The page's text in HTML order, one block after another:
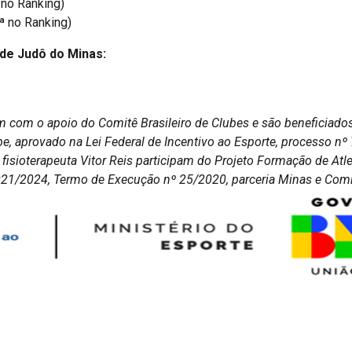
Ranking)
no Ranking)
Judô do Minas:
com o apoio do Comitê Brasileiro de Clubes e são
aprovado na Lei Federal de Incentivo ao Esporte, processo
Vitor Reis participam do Projeto Formação de
2024, Termo de Execução nº 25/2020, parceria Minas e